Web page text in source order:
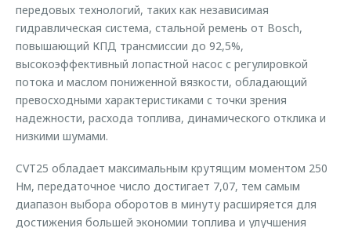
передовых технологий, таких как независимая
гидравлическая система, стальной ремень от Bosch,
повышающий КПД трансмиссии до 92,5%,
высокоэффективный лопастной насос с регулировкой
потока и маслом пониженной вязкости, обладающий
превосходными характеристиками с точки зрения
надежности, расхода топлива, динамического отклика и
низкими шумами.
CVT25 обладает максимальным крутящим моментом 250
Нм, передаточное число достигает 7,07, тем самым
диапазон выбора оборотов в минуту расширяется для
достижения большей экономии топлива и улучшения